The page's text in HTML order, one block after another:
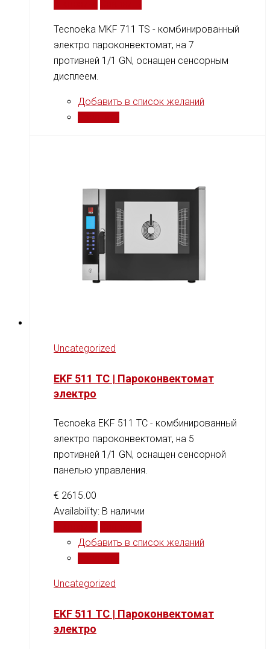
Tecnoeka MKF 711 TS - комбинированный
электро пароконвектомат, на 7
противней 1/1 GN, оснащен сенсорным
дисплеем.
Добавить в список желаний
Uncategorized
EKF 511 TC | Пароконвектомат
электро
Tecnoeka EKF 511 TC - комбинированный
электро пароконвектомат, на 5
противней 1/1 GN, оснащен сенсорной
панелью управления.
€ 2615.00
Availability: В наличии
Добавить в список желаний
Uncategorized
EKF 511 TC | Пароконвектомат
электро